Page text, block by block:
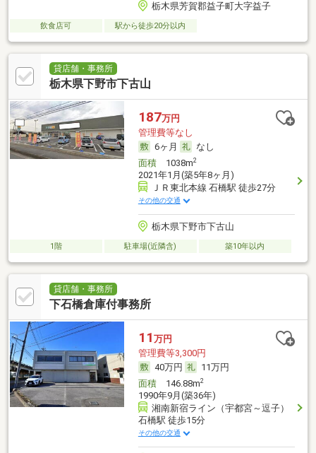
栃木県芳賀郡益子町大字益子
飲食店可 駅から徒歩20分以内
貸店舗・事務所
栃木県下野市下古山
187万円
管理費等なし
6ヶ月
なし
面積1038m2
2021年1月(築5年8ヶ月)
ＪＲ東北本線 石橋駅 徒歩27分
その他の交通
栃木県下野市下古山
1階 駐車場(近隣含) 築10年以内
貸店舗・事務所
下石橋倉庫付事務所
11 万円
管理費等3,300円
40万円
11万円
面積146.88m2
1990年9月(築36年)
湘南新宿ライン（宇都宮～逗子）
石橋駅 徒歩15分
その他の交通